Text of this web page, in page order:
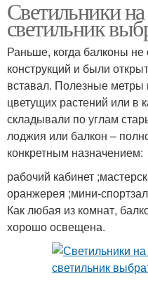
Светильники
светильник
Раньше, когда балконы
конструкций и были
вставал. Полезные метры
цветущих растений или в
складывали по углам
лоджия или балкон –
конкретным назначением:
рабочий кабинет
оранжерея ;мини-
Как любая из комнат,
хорошо освещена.